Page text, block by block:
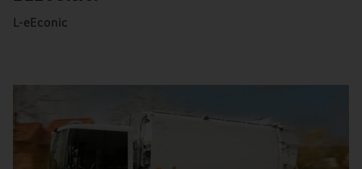
L-eEconic